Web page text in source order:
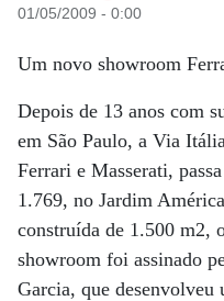
01/05/2009 - 0:00
Um novo showroom
Depois de 13 anos com
em São Paulo, a Via
Ferrari e Masserati,
1.769, no Jardim
construída de 1.500 m2,
showroom foi assinado
Garcia, que desenvolveu